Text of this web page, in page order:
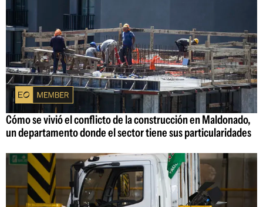
Cómo se vivió el conflicto de la construcción en Maldonado,
un departamento donde el sector tiene sus particularidades